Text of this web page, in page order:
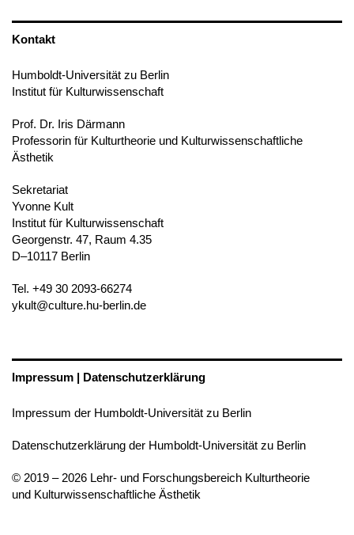
Kontakt
Humboldt-Universität zu Berlin
Institut für Kulturwissenschaft
Prof. Dr. Iris Därmann
Professorin für Kulturtheorie und Kulturwissenschaftliche
Ästhetik
Sekretariat
Yvonne Kult
Institut für Kulturwissenschaft
Georgenstr. 47, Raum 4.35
D–10117 Berlin
Tel. +49 30 2093-66274
ykult@culture.hu-berlin.de
Impressum | Datenschutzerklärung
Impressum der Humboldt-Universität zu Berlin
Datenschutzerklärung der Humboldt-Universität zu Berlin
© 2019 – 2026 Lehr- und Forschungsbereich Kulturtheorie
und Kulturwissenschaftliche Ästhetik